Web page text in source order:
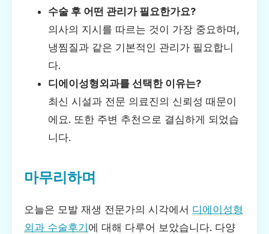
수술 후 어떤 관리가 필요한가요?
의사의 지시를 따르는 것이 가장 중요하며,
냉찜질과 같은 기본적인 관리가 필요합니
다.
디에이성형외과를 선택한 이유는?
최신 시설과 전문 의료진의 신뢰성 때문이
에요. 또한 주변 추천으로 결심하게 되었습
니다.
마무리하며
오늘은 모발 재생 전문가의 시각에서 디에이성형
외과 수술후기에 대해 다루어 보았습니다. 다양